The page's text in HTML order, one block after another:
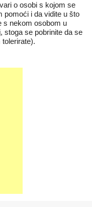
o osobi s kojom se
pomoći i da vidite u što
s nekom osobom u
stoga se pobrinite da se